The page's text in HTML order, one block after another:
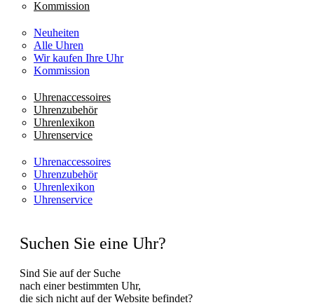
Kommission
Neuheiten
Alle Uhren
Wir kaufen Ihre Uhr
Kommission
Uhrenaccessoires
Uhrenzubehör
Uhrenlexikon
Uhrenservice
Uhrenaccessoires
Uhrenzubehör
Uhrenlexikon
Uhrenservice
Suchen Sie eine Uhr?
Sind Sie auf der Suche
nach einer bestimmten Uhr,
die sich nicht auf der Website befindet?